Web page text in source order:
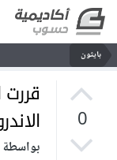
بايثون
0
بواسطة Abo Sama2